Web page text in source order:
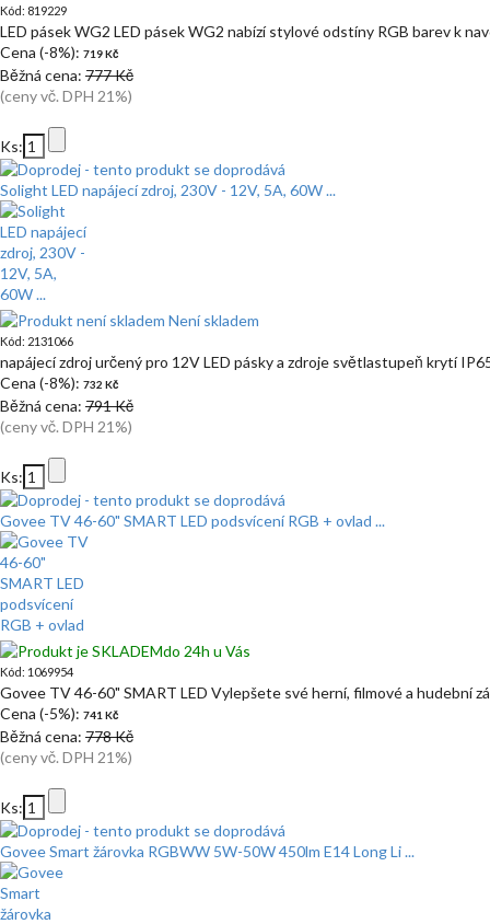
Kód: 819229
LED pásek WG2 LED pásek WG2 nabízí stylové odstíny RGB barev k
Cena (-8%): 719 Kč
Běžná cena: 777 Kč
(ceny vč. DPH 21%)
Ks:
Solight LED napájecí zdroj, 230V - 12V, 5A, 60W ...
Není skladem
Kód: 2131066
napájecí zdroj určený pro 12V LED pásky a zdroje světlastupeň krytí
Cena (-8%): 732 Kč
Běžná cena: 791 Kč
(ceny vč. DPH 21%)
Ks:
Govee TV 46-60" SMART LED podsvícení RGB + ovlad ...
do 24h u Vás
Kód: 1069954
Govee TV 46-60" SMART LED Vylepšete své herní, filmové a hudební
Cena (-5%): 741 Kč
Běžná cena: 778 Kč
(ceny vč. DPH 21%)
Ks:
Govee Smart žárovka RGBWW 5W-50W 450lm E14 Long Li ...